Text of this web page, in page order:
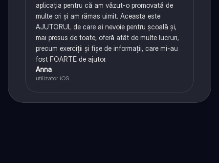
aplicația pentru că am văzut-o promovată de
multe ori și am rămas uimit. Aceasta este
AJUTORUL de care ai nevoie pentru școală și,
mai presus de toate, oferă atât de multe lucruri,
precum exerciții și fișe de informații, care mi-au
fost FOARTE de ajutor.
Anna
utilizator iOS